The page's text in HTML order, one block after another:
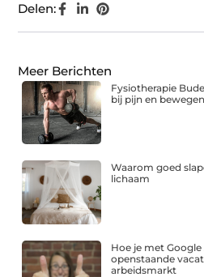
Delen:
Meer Berichten
Fysiotherapie
bij pijn en bewegen
Waarom goed
lichaam
Hoe je met
openstaande
arbeidsmarkt